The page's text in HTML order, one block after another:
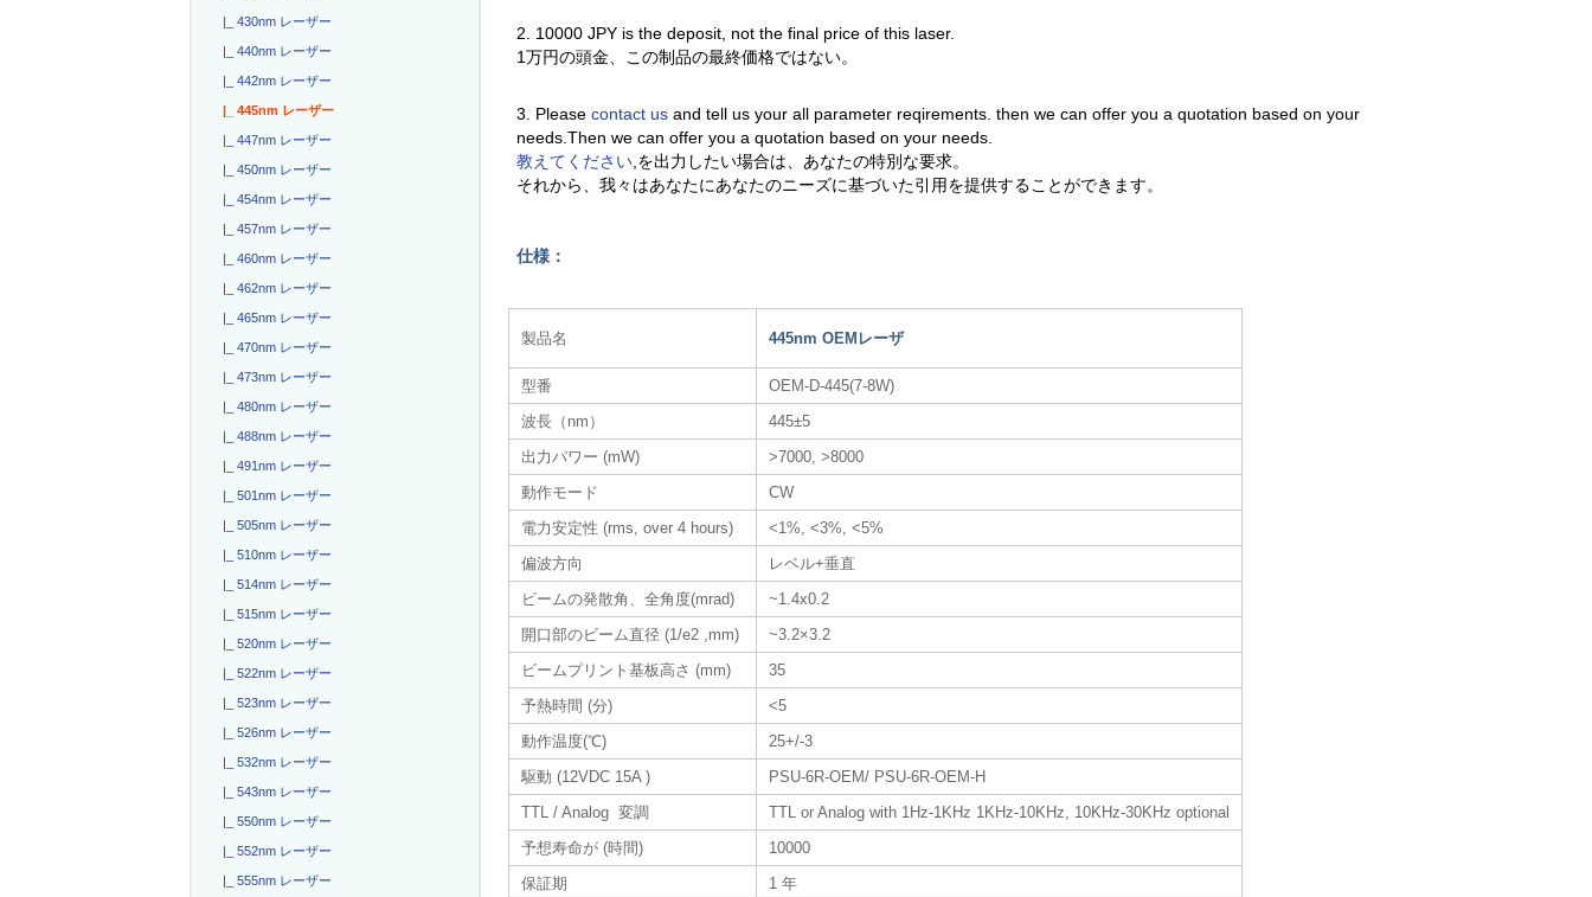
|_ 430nm レーザー
|_ 440nm レーザー
|_ 442nm レーザー
|_ 445nm レーザー
|_ 447nm レーザー
|_ 450nm レーザー
|_ 454nm レーザー
|_ 457nm レーザー
|_ 460nm レーザー
|_ 462nm レーザー
|_ 465nm レーザー
|_ 470nm レーザー
|_ 473nm レーザー
|_ 480nm レーザー
|_ 488nm レーザー
|_ 491nm レーザー
|_ 501nm レーザー
|_ 505nm レーザー
|_ 510nm レーザー
|_ 514nm レーザー
|_ 515nm レーザー
|_ 520nm レーザー
|_ 522nm レーザー
|_ 523nm レーザー
|_ 526nm レーザー
|_ 532nm レーザー
|_ 543nm レーザー
|_ 550nm レーザー
|_ 552nm レーザー
|_ 555nm レーザー
2. 10000 JPY is the deposit, not the final price of this laser.
1万円の頭金、この制品の最終価格ではない。
3. Pleasecontact usand tell us your all parameter reqirements. then we can offer you a quotation based on your
needs.Then we can offer you a quotation based on your needs.
教えてください,を出力したい場合は、あなたの特別な要求。
それから、我々はあなたにあなたのニーズに基づいた引用を提供することができます。
仕様：
製品名 445nm OEMレーザ​
型番
OEM-D-445(7-8W)
波長（nm）
445±5
出力パワー (mW)
>7000, >8000
動作モード
CW
電力安定性 (rms, over 4 hours)
<1%, <3%, <5%
偏波方向
レベル+垂直
ビームの発散角、全角度(mrad)
~1.4x0.2
開口部のビーム直径 (1/e2 ,mm)
~3.2×3.2
ビームプリント基板高さ (mm)
35
予熱時間 (分)
<5
動作温度(℃)
25+/-3
駆動 (12VDC 15A )
PSU-6R-OEM/ PSU-6R-OEM-H
TTL / Analog 変調
TTL or Analog with 1Hz-1KHz 1KHz-10KHz, 10KHz-30KHz optional
予想寿命が (時間)
10000
保証期
1 年